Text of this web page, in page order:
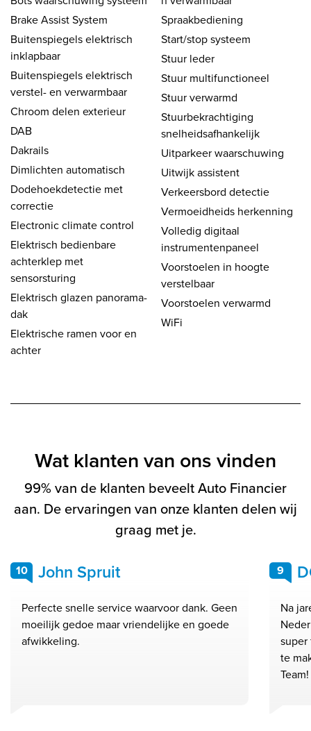
Brake Assist System
Buitenspiegels elektrisch
inklapbaar
Buitenspiegels elektrisch
verstel- en verwarmbaar
Chroom delen exterieur
DAB
Dakrails
Dimlichten automatisch
Dodehoekdetectie met
correctie
Electronic climate control
Elektrisch bedienbare
achterklep met
sensorsturing
Elektrisch glazen panorama-
dak
Elektrische ramen voor en
achter
Spraakbediening
Start/stop systeem
Stuur leder
Stuur multifunctioneel
Stuur verwarmd
Stuurbekrachtiging
snelheidsafhankelijk
Uitparkeer waarschuwing
Uitwijk assistent
Verkeersbord detectie
Vermoeidheids herkenning
Volledig digitaal
instrumentenpaneel
Voorstoelen in hoogte
verstelbaar
Voorstoelen verwarmd
WiFi
Wat klanten van ons vinden
99% van de klanten beveelt Auto Financier
aan. De ervaringen van onze klanten delen wij
graag met je.
10 John Spruit
Perfecte snelle service waarvoor dank. Geen
moeilijk gedoe maar vriendelijke en goede
afwikkeling.
9
Na
te
Team!